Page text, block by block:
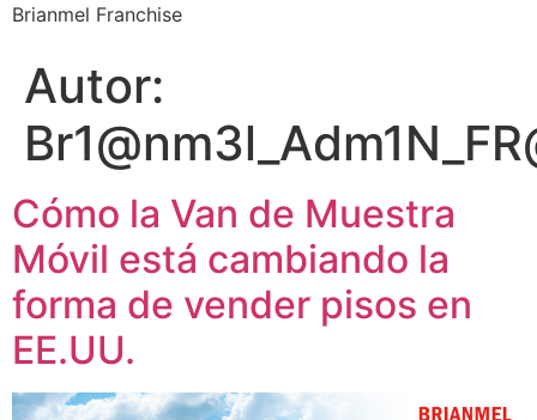
Brianmel Franchise
Autor:
Cómo la Van de Muestra
Móvil está cambiando la
forma de vender pisos en
EE.UU.